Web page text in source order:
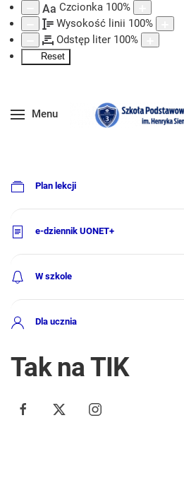
Aa Czcionka 100%
Wysokość linii 100%
Odstęp liter 100%
Reset
Menu
Plan lekcji
e-dziennik UONET+
W szkole
Dla ucznia
Tak na TIK